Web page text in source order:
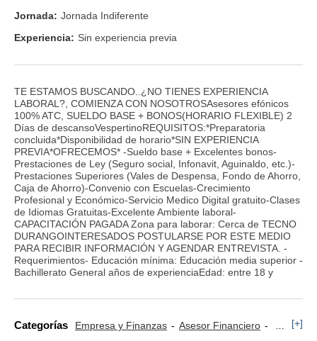
Jornada: Jornada Indiferente
Experiencia: Sin experiencia previa
TE ESTAMOS BUSCANDO..¿NO TIENES EXPERIENCIA
LABORAL?, COMIENZA CON NOSOTROSAsesores efónicos
100% ATC, SUELDO BASE + BONOS(HORARIO FLEXIBLE) 2
Días de descansoVespertinoREQUISITOS:*Preparatoria
concluida*Disponibilidad de horario*SIN EXPERIENCIA
PREVIA*OFRECEMOS* -Sueldo base + Excelentes bonos-
Prestaciones de Ley (Seguro social, Infonavit, Aguinaldo, etc.)-
Prestaciones Superiores (Vales de Despensa, Fondo de Ahorro,
Caja de Ahorro)-Convenio con Escuelas-Crecimiento
Profesional y Económico-Servicio Medico Digital gratuito-Clases
de Idiomas Gratuitas-Excelente Ambiente laboral-
CAPACITACIÓN PAGADA Zona para laborar: Cerca de TECNO
DURANGOINTERESADOS POSTULARSE POR ESTE MEDIO
PARA RECIBIR INFORMACIÓN Y AGENDAR ENTREVISTA. -
Requerimientos- Educación mínima: Educación media superior -
Bachillerato General años de experienciaEdad: entre 18 y
Categorías Empresa y Finanzas Asesor Financiero Tesorería
[+]